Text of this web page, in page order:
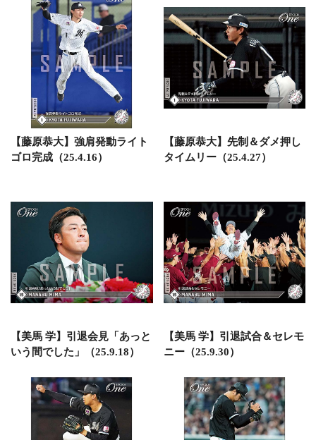
【藤原恭大】強肩発動ライト
ゴロ完成（25.4.16）
【藤原恭大】先制＆ダメ押し
タイムリー（25.4.27）
【美馬 学】引退会見「あっと
いう間でした」（25.9.18）
【美馬 学】引退試合＆セレモ
ニー（25.9.30）